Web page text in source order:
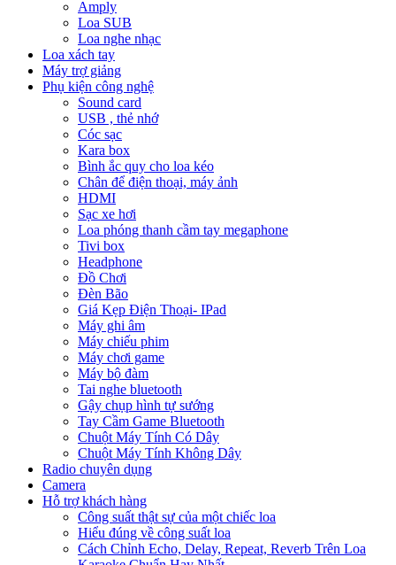
Amply
Loa SUB
Loa nghe nhạc
Loa xách tay
Máy trợ giảng
Phụ kiện công nghệ
Sound card
USB , thẻ nhớ
Cóc sạc
Kara box
Bình ắc quy cho loa kéo
Chân để điện thoại, máy ảnh
HDMI
Sạc xe hơi
Loa phóng thanh cầm tay megaphone
Tivi box
Headphone
Đồ Chơi
Đèn Bão
Giá Kẹp Điện Thoại- IPad
Máy ghi âm
Máy chiếu phim
Máy chơi game
Máy bộ đàm
Tai nghe bluetooth
Gậy chụp hình tự sướng
Tay Cầm Game Bluetooth
Chuột Máy Tính Có Dây
Chuột Máy Tính Không Dây
Radio chuyên dụng
Camera
Hỗ trợ khách hàng
Công suất thật sự của một chiếc loa
Hiểu đúng về công suất loa
Cách Chỉnh Echo, Delay, Repeat, Reverb Trên Loa